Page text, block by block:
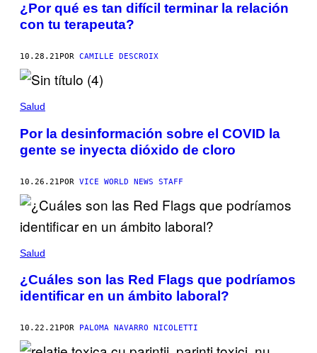
¿Por qué es tan difícil terminar la relación
con tu terapeuta?
10.28.21 POR CAMILLE DESCROIX
Salud
Por la desinformación sobre el COVID la
gente se inyecta dióxido de cloro
10.26.21POR VICE WORLD NEWS STAFF
Salud
¿Cuáles son las Red Flags que podríamos
identificar en un ámbito laboral?
10.22.21 POR PALOMA NAVARRO NICOLETTI